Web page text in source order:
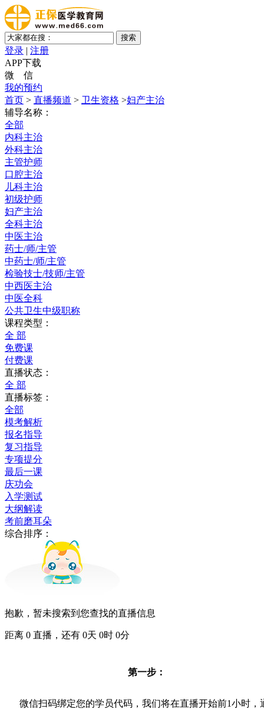
登录 | 注册
APP下载
微 信
我的预约
首页 > 直播频道 > 卫生资格 >妇产主治
辅导名称：
全部
内科主治
外科主治
主管护师
口腔主治
儿科主治
初级护师
妇产主治
全科主治
中医主治
药士/师/主管
中药士/师/主管
检验技士/技师/主管
中西医主治
中医全科
公共卫生中级职称
课程类型：
全 部
免费课
付费课
直播状态：
全 部
直播标签：
全部
模考解析
报名指导
复习指导
专项提分
最后一课
庆功会
入学测试
大纲解读
考前磨耳朵
综合排序：
抱歉，暂未搜索到您查找的直播信息
距离 0 直播，还有 0天 0时 0分
第一步：
微信扫码绑定您的学员代码，我们将在直播开始前1小时，